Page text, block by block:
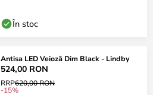
În stoc
Antisa LED Veioză Dim Black - Lindby
524,00 RON
RRP620,00 RON
-15%